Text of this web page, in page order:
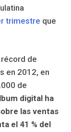
trimestre que
de
en 2012, en
de
digital ha
las ventas
el 41 % del